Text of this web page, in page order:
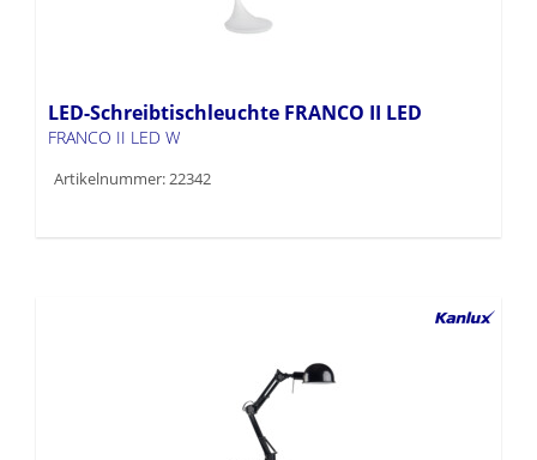
LED-Schreibtischleuchte FRANCO II LED
FRANCO II LED W
Artikelnummer: 22342